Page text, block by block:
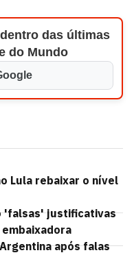
das últimas
do Mundo
Lula rebaixar o nível
'falsas' justificativas
após falas